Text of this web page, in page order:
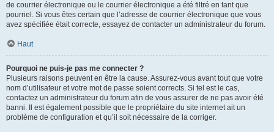
de courrier électronique ou le courrier électronique a été filtré en tant que
pourriel. Si vous êtes certain que l’adresse de courrier électronique que vous
avez spécifiée était correcte, essayez de contacter un administrateur du forum.
Haut
Pourquoi ne puis-je pas me connecter ?
Plusieurs raisons peuvent en être la cause. Assurez-vous avant tout que votre
nom d’utilisateur et votre mot de passe soient corrects. Si tel est le cas,
contactez un administrateur du forum afin de vous assurer de ne pas avoir été
banni. Il est également possible que le propriétaire du site internet ait un
problème de configuration et qu’il soit nécessaire de la corriger.